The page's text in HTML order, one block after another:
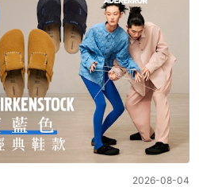
2026-08-04